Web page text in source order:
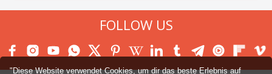
"Diese Website verwendet Cookies, um dir das beste Erlebnis auf
FOLLOW US